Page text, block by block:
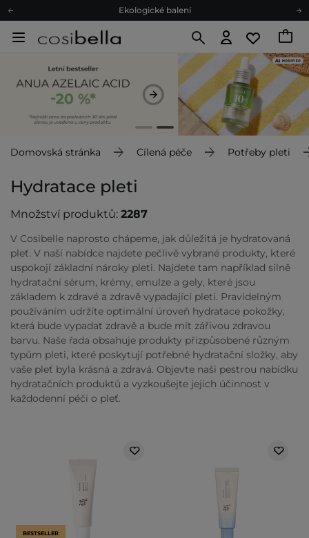
Ekologické balení
Doporučovací Program
Darkové karty
Ekologické balení
Domovská stránka Cílená péče Potřeby pleti
Hydratace pleti
Množství produktů: 2287
V Cosibelle naprosto chápeme, jak důležitá je hydratovaná
pleť. V naší nabídce najdete pečlivě vybrané produkty, které
uspokojí základní nároky pleti. Najdete tam například silně
hydratační sérum, krémy, emulze a gely, které jsou
základem k zdravé a zdravě vypadající pleti. Pravidelným
používáním udržíte optimální úroveň hydratace pokožky,
která bude vypadat zdravě a bude mít zářivou zdravou
barvu. Naše řada obsahuje produkty přizpůsobené různým
typům pleti, které poskytují potřebné hydratační složky, aby
vaše pleť byla krásná a zdravá. Objevte naši pestrou nabídku
hydratačních produktů a vyzkoušejte jejich účinnost v
každodenní péči o pleť.
BESTSELLER